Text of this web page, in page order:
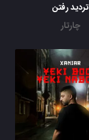
تردید رفتن
چارتار